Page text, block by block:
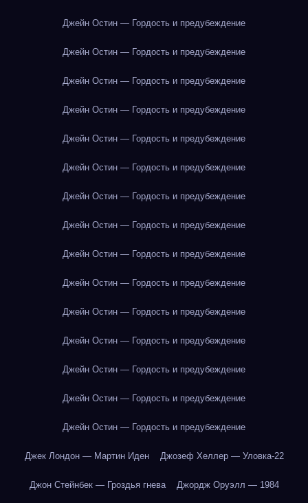
Джейн Остин — Гордость и предубеждение
Джейн Остин — Гордость и предубеждение
Джейн Остин — Гордость и предубеждение
Джейн Остин — Гордость и предубеждение
Джейн Остин — Гордость и предубеждение
Джейн Остин — Гордость и предубеждение
Джейн Остин — Гордость и предубеждение
Джейн Остин — Гордость и предубеждение
Джейн Остин — Гордость и предубеждение
Джейн Остин — Гордость и предубеждение
Джейн Остин — Гордость и предубеждение
Джейн Остин — Гордость и предубеждение
Джейн Остин — Гордость и предубеждение
Джейн Остин — Гордость и предубеждение
Джейн Остин — Гордость и предубеждение
Джек Лондон — Мартин Иден Джозеф Хеллер — Уловка-22
Джон Стейнбек — Гроздья гнева Джордж Оруэлл — 1984